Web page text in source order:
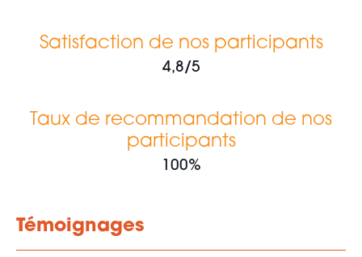
Satisfaction de nos participants
4,8/5
Taux de recommandation de nos
participants
100%
Témoignages